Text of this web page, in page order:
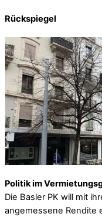
Rückspiegel
Politik im
Die Basler PK will mit
angemessene Rendite